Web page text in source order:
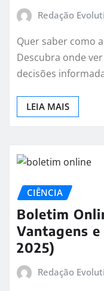
Redação
Quer saber como
Descubra onde
decisões
LEIA MAIS
CIÊNCIA
Boletim
Vantagens
2025)
Redação